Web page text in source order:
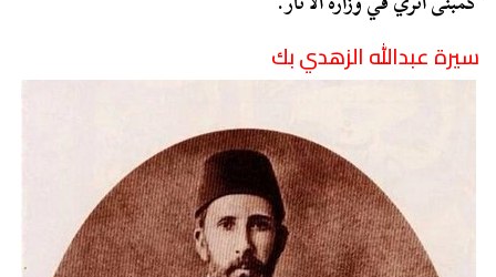
سيرة عبدالله الزهدي بك